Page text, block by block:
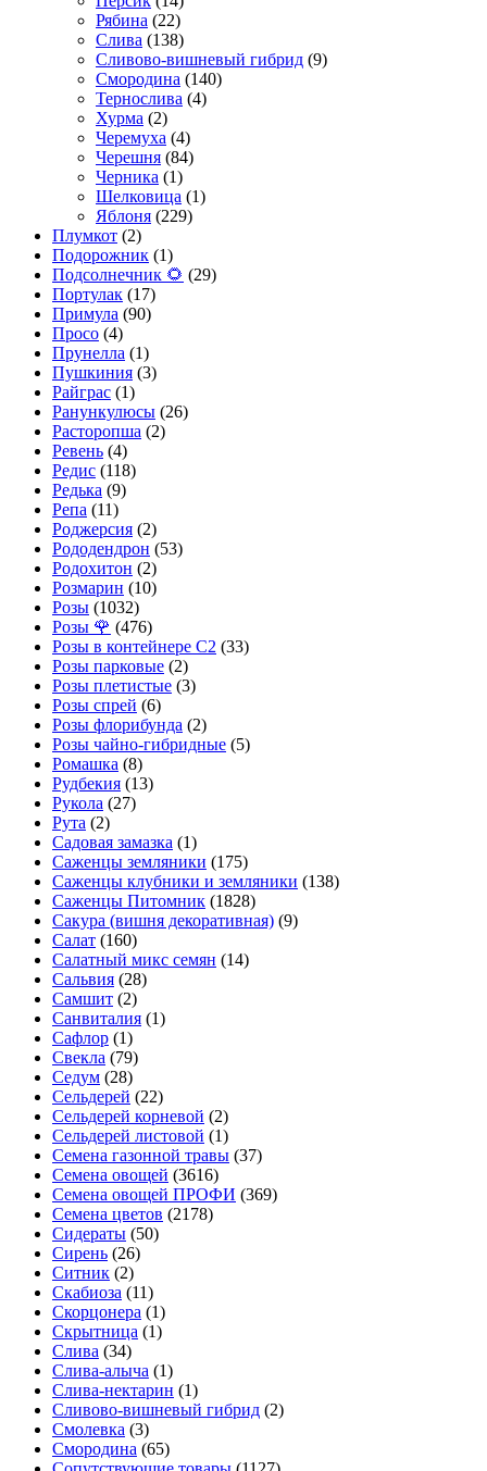
Рябина (22)
Слива (138)
Сливово-вишневый гибрид (9)
Смородина (140)
Тернослива (4)
Хурма (2)
Черемуха (4)
Черешня (84)
Черника (1)
Шелковица (1)
Яблоня (229)
Плумкот (2)
Подорожник (1)
Подсолнечник 🌻 (29)
Портулак (17)
Примула (90)
Просо (4)
Прунелла (1)
Пушкиния (3)
Райграс (1)
Ранункулюсы (26)
Расторопша (2)
Ревень (4)
Редис (118)
Редька (9)
Репа (11)
Роджерсия (2)
Рододендрон (53)
Родохитон (2)
Розмарин (10)
Розы (1032)
Розы 🌹 (476)
Розы в контейнере С2 (33)
Розы парковые (2)
Розы плетистые (3)
Розы спрей (6)
Розы флорибунда (2)
Розы чайно-гибридные (5)
Ромашка (8)
Рудбекия (13)
Рукола (27)
Рута (2)
Садовая замазка (1)
Саженцы земляники (175)
Саженцы клубники и земляники (138)
Саженцы Питомник (1828)
Сакура (вишня декоративная) (9)
Салат (160)
Салатный микс семян (14)
Сальвия (28)
Самшит (2)
Санвиталия (1)
Сафлор (1)
Свекла (79)
Седум (28)
Сельдерей (22)
Сельдерей корневой (2)
Сельдерей листовой (1)
Семена газонной травы (37)
Семена овощей (3616)
Семена овощей ПРОФИ (369)
Семена цветов (2178)
Сидераты (50)
Сирень (26)
Ситник (2)
Скабиоза (11)
Скорцонера (1)
Скрытница (1)
Слива (34)
Слива-алыча (1)
Слива-нектарин (1)
Сливово-вишневый гибрид (2)
Смолевка (3)
Смородина (65)